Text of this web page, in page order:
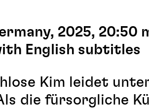
2025, 20:50
English subtitles
Kim leidet
die fürsorgliche